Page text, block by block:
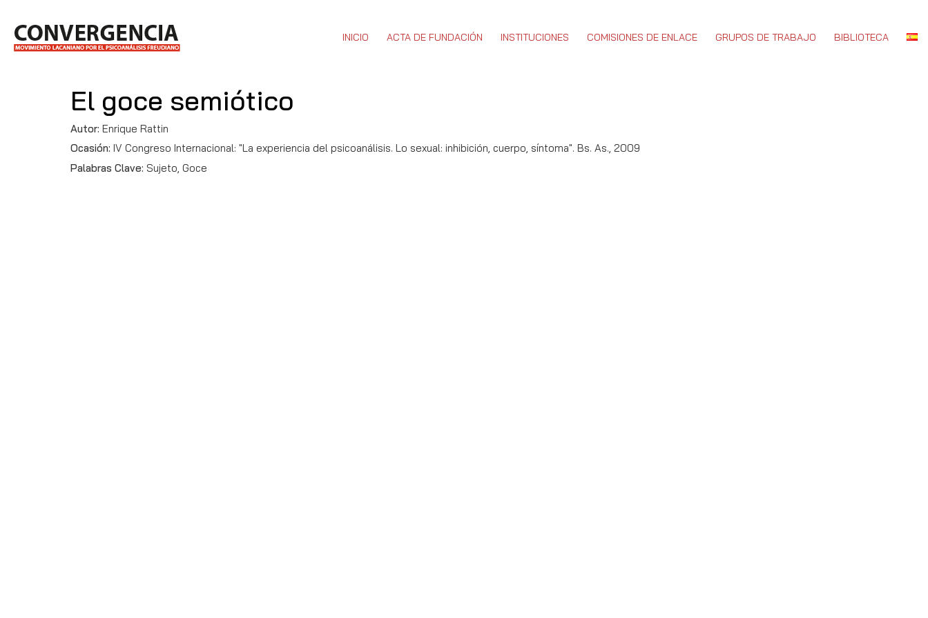
INICIO ACTA DE FUNDACIÓN INSTITUCIONES COMISIONES DE ENLACE GRUPOS DE TRABAJO BIBLIOTECA
El goce semiótico
Autor: Enrique Rattin
Ocasión: IV Congreso Internacional: "La experiencia del psicoanálisis. Lo sexual: inhibición, cuerpo, síntoma". Bs. As., 2009
Palabras Clave: Sujeto, Goce